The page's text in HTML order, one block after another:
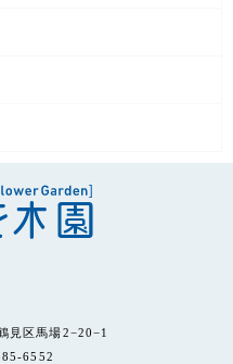
区馬場2−20−1
6552